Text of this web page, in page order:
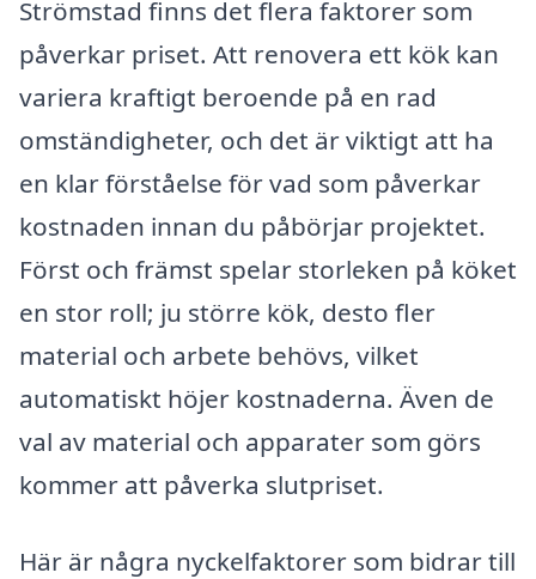
Strömstad finns det flera faktorer som
påverkar priset. Att renovera ett kök kan
variera kraftigt beroende på en rad
omständigheter, och det är viktigt att ha
en klar förståelse för vad som påverkar
kostnaden innan du påbörjar projektet.
Först och främst spelar storleken på köket
en stor roll; ju större kök, desto fler
material och arbete behövs, vilket
automatiskt höjer kostnaderna. Även de
val av material och apparater som görs
kommer att påverka slutpriset.
Här är några nyckelfaktorer som bidrar till